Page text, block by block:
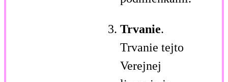
Trvanie.
Trvanie tejto
Verejnej